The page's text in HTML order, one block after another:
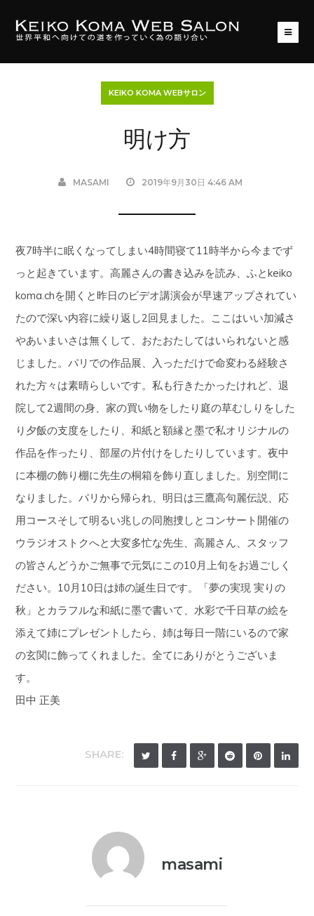
KEIKO KOMA WEBサロン
明け方
MASAMI 2019年9月30日 4:46 AM
夜7時半に眠くなってしまい4時間寝て11時半から今までず
っと起きています。高麗さんの書き込みを読み、ふとkeiko
koma.chを開くと昨日のビデオ講演会が早速アップされてい
たので深い内容に繰り返し2回見ました。ここはいい加減さ
やあいまいさは無くして、おたおたしてはいられないと感
じました。パリでの作品展、入っただけで命変わる経験さ
れた方々は素晴らしいです。私も行きたかったけれど、退
院して2週間の身、家の買い物をしたり庭の草むしりをした
り夕飯の支度をしたり、和紙と額縁と墨で私オリジナルの
作品を作ったり、部屋の片付けをしたりしています。夜中
に本棚の飾り棚に先生の桐箱を飾り直しました。別空間に
なりました。パリから帰られ、明日は三鷹高句麗伝説、応
用コースそして明るい兆しの同胞捜しとコンサート開催の
ウラジオストクへと大変多忙な先生、高麗さん、スタッフ
の皆さんどうかご無事で元気にこの10月上旬をお過ごしく
ださい。10月10日は姉の誕生日です。「夢の実現 実りの
秋」とカラフルな和紙に墨で書いて、水彩で千日草の絵を
添えて姉にプレゼントしたら、姉は毎日一階にいるので家
の玄関に飾ってくれました。全てにありがとうございま
す。
田中 正美
SHARE:
masami